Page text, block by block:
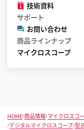
技術資料
サポート
お問い合わせ
商品ラインナップ
マイクロスコープ
HOME 商品情報 マイクロスコ
デジタルマイクロスコープ 型